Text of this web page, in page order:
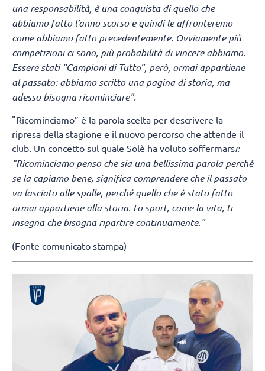
una responsabilità, è una conquista di quello che
abbiamo fatto l’anno scorso e quindi le affronteremo
come abbiamo fatto precedentemente. Ovviamente più
competizioni ci sono, più probabilità di vincere abbiamo.
Essere stati “Campioni di Tutto”, però, ormai appartiene
al passato: abbiamo scritto una pagina di storia, ma
adesso bisogna ricominciare".
"Ricominciamo” è la parola scelta per descrivere la
ripresa della stagione e il nuovo percorso che attende il
club. Un concetto sul quale Solè ha voluto soffermarsi:
"Ricominciamo penso che sia una bellissima parola perché
se la capiamo bene, significa comprendere che il passato
va lasciato alle spalle, perché quello che è stato fatto
ormai appartiene alla storia. Lo sport, come la vita, ti
insegna che bisogna ripartire continuamente."
(Fonte comunicato stampa)